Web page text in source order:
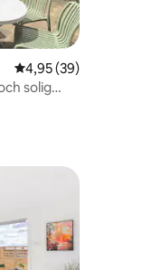
4,95 av 5 i
4,95 (39)
solig